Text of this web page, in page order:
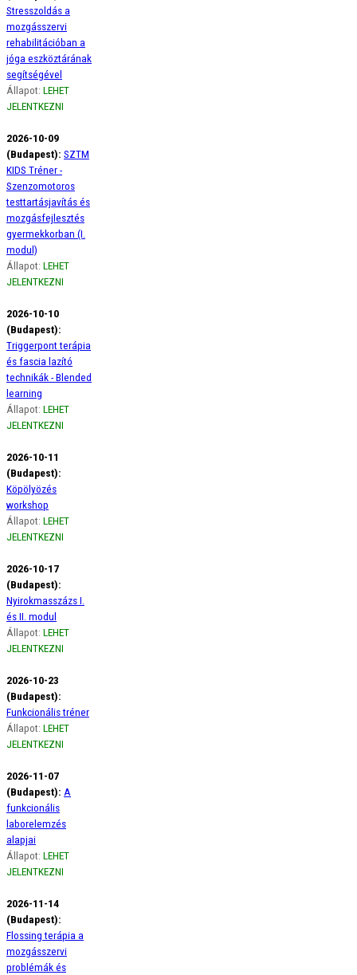
Stresszoldás a
mozgásszervi
rehabilitációban a
jóga eszköztárának
segítségével
Állapot: LEHET
JELENTKEZNI
2026-10-09
(Budapest): SZTM
KIDS Tréner -
Szenzomotoros
testtartásjavítás és
mozgásfejlesztés
gyermekkorban (I.
modul)
Állapot: LEHET
JELENTKEZNI
2026-10-10
(Budapest):
Triggerpont terápia
és fascia lazító
technikák - Blended
learning
Állapot: LEHET
JELENTKEZNI
2026-10-11
(Budapest):
Köpölyözés
workshop
Állapot: LEHET
JELENTKEZNI
2026-10-17
(Budapest):
Nyirokmasszázs I.
és II. modul
Állapot: LEHET
JELENTKEZNI
2026-10-23
(Budapest):
Funkcionális tréner
Állapot: LEHET
JELENTKEZNI
2026-11-07
(Budapest): A
funkcionális
laborelemzés
alapjai
Állapot: LEHET
JELENTKEZNI
2026-11-14
(Budapest):
Flossing terápia a
mozgásszervi
problémák és